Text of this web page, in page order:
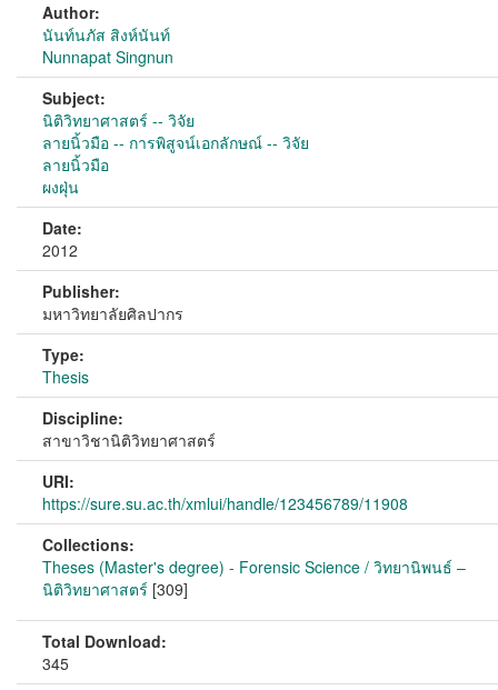
Author:
นันท์นภัส สิงห์นันท์
Nunnapat Singnun
Subject:
นิติวิทยาศาสตร์ -- วิจัย
ลายนิ้วมือ -- การพิสูจน์เอกลักษณ์ -- วิจัย
ลายนิ้วมือ
ผงฝุ่น
Date:
2012
Publisher:
มหาวิทยาลัยศิลปากร
Type:
Thesis
Discipline:
สาขาวิชานิติวิทยาศาสตร์
URI:
https://sure.su.ac.th/xmlui/handle/123456789/11908
Collections:
Theses (Master's degree) - Forensic Science / วิทยานิพนธ์ –
นิติวิทยาศาสตร์ [309]
Total Download:
345